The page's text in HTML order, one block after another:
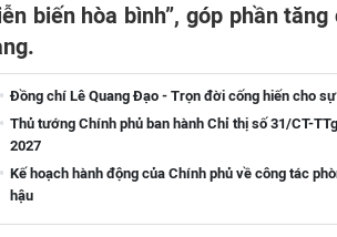
biến hòa bình”, góp phần
Đồng chí Lê Quang Đạo - Trọn đời cống hiến cho
Thủ tướng Chính phủ ban hành Chỉ thị số 31/CT-
2027
Kế hoạch hành động của Chính phủ về công tác
hậu